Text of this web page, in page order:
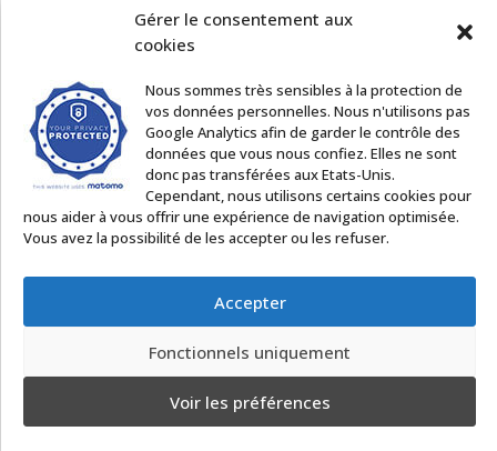
Gérer le consentement aux
cookies
Nous sommes très sensibles à la protection de
vos données personnelles. Nous n'utilisons pas
Google Analytics afin de garder le contrôle des
données que vous nous confiez. Elles ne sont
donc pas transférées aux Etats-Unis.
Cependant, nous utilisons certains cookies pour
nous aider à vous offrir une expérience de navigation optimisée.
Vous avez la possibilité de les accepter ou les refuser.
Accepter
Fonctionnels uniquement
Voir les préférences
Rampe parking
Boucle inductive
Signalétique parking
Inscrivez-vous à notre newsletter :
Espace installateur
Téléchargements